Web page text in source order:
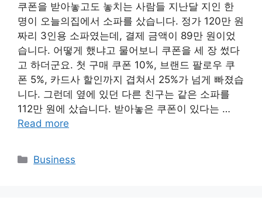
쿠폰을 받아놓고도 놓치는 사람들 지난달 지인 한
명이 오늘의집에서 소파를 샀습니다. 정가 120만 원
짜리 3인용 소파였는데, 결제 금액이 89만 원이었
습니다. 어떻게 했냐고 물어보니 쿠폰을 세 장 썼다
고 하더군요. 첫 구매 쿠폰 10%, 브랜드 팔로우 쿠
폰 5%, 카드사 할인까지 겹쳐서 25%가 넘게 빠졌습
니다. 그런데 옆에 있던 다른 친구는 같은 소파를
112만 원에 샀습니다. 받아놓은 쿠폰이 있다는 …
Read more
Categories
Business